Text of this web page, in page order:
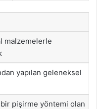
malzemelerle
yapılan geleneksel
pişirme yöntemi olan